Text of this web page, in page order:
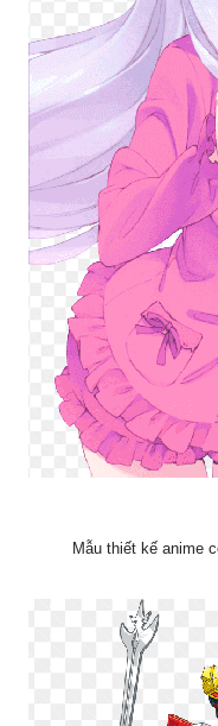
Mẫu thiết kế anime